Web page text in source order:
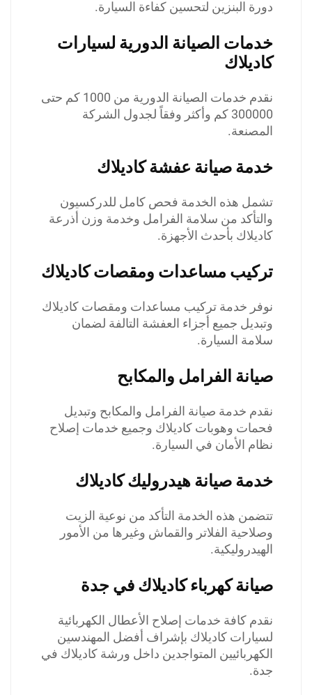
دورة البنزين لتحسين كفاءة السيارة.
خدمات الصيانة الدورية لسيارات
كاديلاك
نقدم خدمات الصيانة الدورية من 1000 كم حتى
300000 كم وأكثر وفقاً لجدول الشركة
المصنعة.
خدمة صيانة عفشة كاديلاك
تشمل هذه الخدمة فحص كامل للدركسيون
والتأكد من سلامة الفرامل وخدمة وزن أذرعة
كاديلاك بأحدث الأجهزة.
تركيب مساعدات ومقصات كاديلاك
نوفر خدمة تركيب مساعدات ومقصات كاديلاك
وتبديل جميع أجزاء العفشة التالفة لضمان
سلامة السيارة.
صيانة الفرامل والمكابح
نقدم خدمة صيانة الفرامل والمكابح وتبديل
فحمات وهوبات كاديلاك وجميع خدمات إصلاح
نظام الأمان في السيارة.
خدمة صيانة هيدروليك كاديلاك
تتضمن هذه الخدمة التأكد من نوعية الزيت
وصلاحية الفلاتر والقماش وغيرها من الأمور
الهيدروليكية.
صيانة كهرباء كاديلاك في جدة
نقدم كافة خدمات إصلاح الأعطال الكهربائية
لسيارات كاديلاك بإشراف أفضل المهندسين
الكهربائيين المتواجدين داخل ورشة كاديلاك في
جدة.